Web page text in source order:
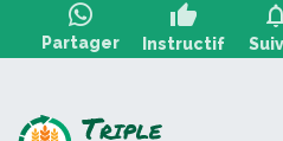
Partager
thumb_up
Instructif